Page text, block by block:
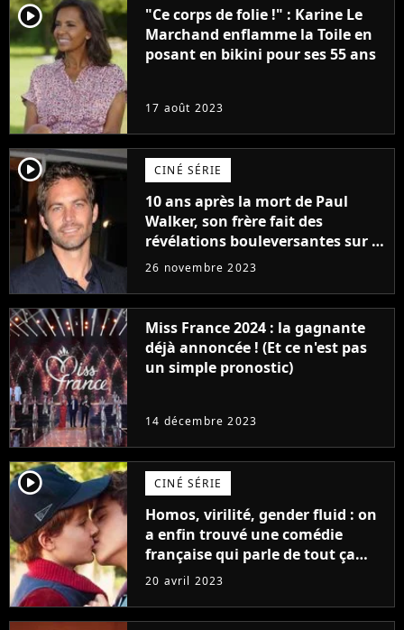
player2
"Ce corps de folie !" : Karine Le
Marchand enflamme la Toile en
posant en bikini pour ses 55 ans
17 août 2023
player2 CINÉ SÉRIE
10 ans après la mort de Paul
Walker, son frère fait des
révélations bouleversantes sur la
réaction des acteurs de Fast and
26 novembre 2023
Miss France 2024 : la gagnante
déjà annoncée ! (Et ce n'est pas
un simple pronostic)
14 décembre 2023
player2 CINÉ SÉRIE
Homos, virilité, gender fluid : on
a enfin trouvé une comédie
française qui parle de tout ça
sans être super ringarde
20 avril 2023